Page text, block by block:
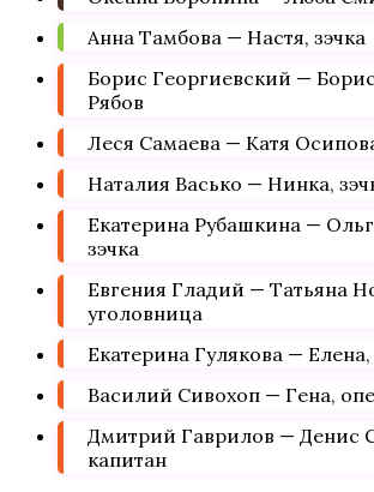
Анна Тамбова — Настя, зэчка
Борис Георгиевский —
Рябов
Леся Самаева — Катя
Наталия Васько — Нинка,
Екатерина Рубашкина —
зэчка
Евгения Гладий — Татьяна
уголовница
Екатерина Гулякова — Елена,
Василий Сивохоп — Гена,
Дмитрий Гаврилов — Денис
капитан